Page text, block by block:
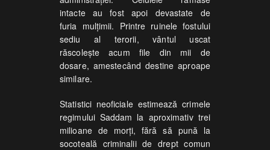
intacte au fost apoi devastate de
furia mulţimii. Printre ruinele fostului
sediu al terorii, vântul uscat
răscoleşte acum file din mii de
dosare, amestecând destine aproape
similare.
Statistici neoficiale estimează crimele
regimului Saddam la aproximativ trei
milioane de morţi, fără să pună la
socoteală criminalii de drept comun